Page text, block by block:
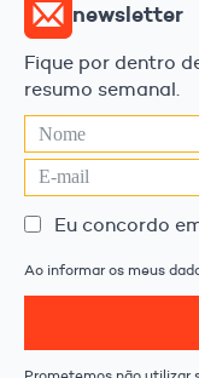
newsletter
Fique por dentro
resumo semanal.
Eu concordo
Ao informar os meus